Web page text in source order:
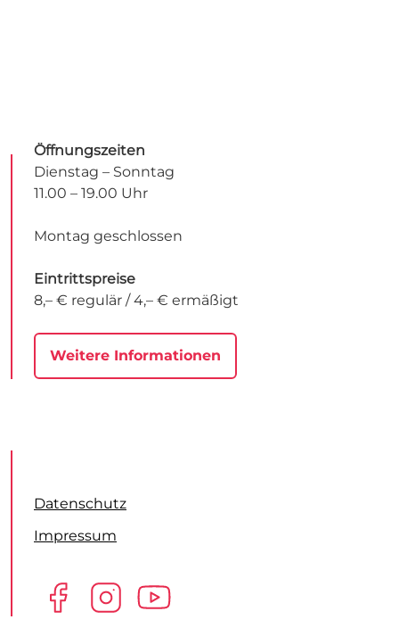
Öffnungszeiten
Dienstag – Sonntag
11.00 – 19.00 Uhr
Montag geschlossen
Eintrittspreise
8,– € regulär / 4,– € ermäßigt
Weitere Informationen
Datenschutz
Impressum